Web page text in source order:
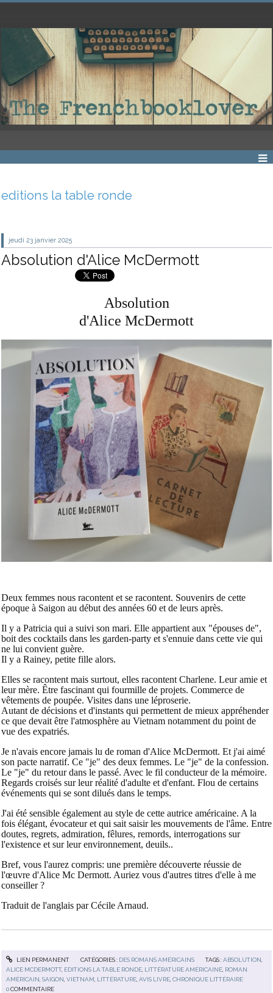
editions la table ronde
jeudi 23 janvier 2025
Absolution d'Alice McDermott
Absolution
d'Alice McDermott
Deux femmes nous racontent et se racontent. Souvenirs de cette
époque à Saigon au début des années 60 et de leurs après.
Il y a Patricia qui a suivi son mari. Elle appartient aux "épouses de",
boit des cocktails dans les garden-party et s'ennuie dans cette vie qui
ne lui convient guère.
Il y a Rainey, petite fille alors.
Elles se racontent mais surtout, elles racontent Charlene. Leur amie et
leur mère. Être fascinant qui fourmille de projets. Commerce de
vêtements de poupée. Visites dans une léproserie.
Autant de décisions et d'instants qui permettent de mieux appréhender
ce que devait être l'atmosphère au Vietnam notamment du point de
vue des expatriés.
Je n'avais encore jamais lu de roman d'Alice McDermott. Et j'ai aimé
son pacte narratif. Ce "je" des deux femmes. Le "je" de la confession.
Le "je" du retour dans le passé. Avec le fil conducteur de la mémoire.
Regards croisés sur leur réalité d'adulte et d'enfant. Flou de certains
événements qui se sont dilués dans le temps.
J'ai été sensible également au style de cette autrice américaine. A la
fois élégant, évocateur et qui sait saisir les mouvements de l'âme. Entre
doutes, regrets, admiration, fêlures, remords, interrogations sur
l'existence et sur leur environnement, deuils..
Bref, vous l'aurez compris: une première découverte réussie de
l'œuvre d'Alice Mc Dermott. Auriez vous d'autres titres d'elle à me
conseiller ?
Traduit de l'anglais par Cécile Arnaud.
LIEN PERMANENT CATÉGORIES : DES ROMANS AMÉRICAINS TAGS :ABSOLUTION
ALICE MCDERMOTT, EDITIONS LA TABLE RONDE LITTÉRATURE AMÉRICAINE ROMAN
AMÉRICAIN ,SAIGON ,VIETNAM LITTÉRATURE ,AVIS LIVRE ,CHRONIQUE LITTÉRAIRE
0COMMENTAIRE